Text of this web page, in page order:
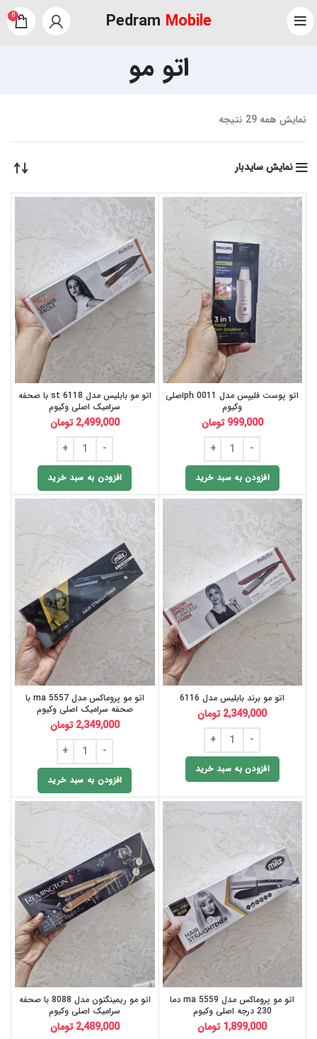
Pedram Mobile
0
اتو مو
نمایش همه 29 نتیجه
نمایش سایدبار
اتو پوست فلیپس مدل ph 0011اصلی
وکیوم
999,000 تومان
افزودن به سبد خرید
اتو مو بابلیس مدل st 6118 با صحفه
سرامیک اصلی وکیوم
2,499,000 تومان
افزودن به سبد خرید
اتو مو برند بابلیس مدل 6116
2,349,000 تومان
افزودن به سبد خرید
اتو مو پروماکس مدل ma 5557 با
صحفه سرامیک اصلی وکیوم
2,349,000 تومان
افزودن به سبد خرید
اتو مو پروماکس مدل ma 5559 دما
230 درجه اصلی وکیوم
1,899,000 تومان
اتو مو ریمینگتون مدل 8088 با صحفه
سرامیک اصلی وکیوم
2,489,000 تومان